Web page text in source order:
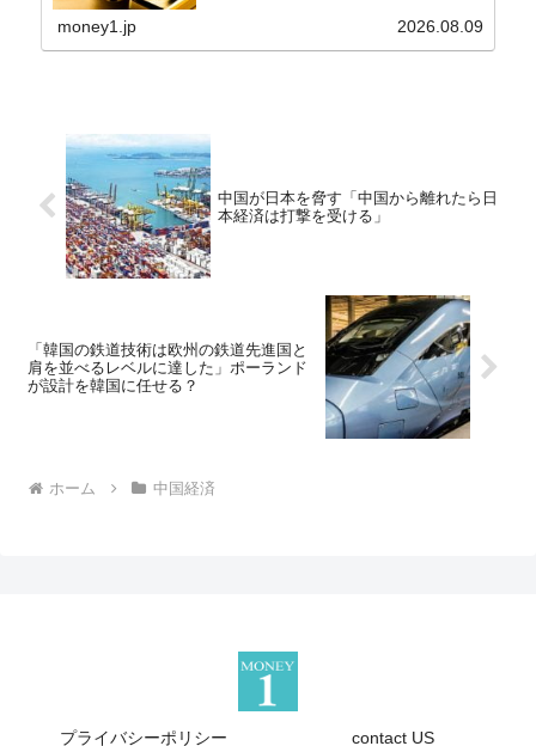
れ協力体制を構築□『韓国銀行』は、国内生産金の
money1.jp 2026.08.09
中国が日本を脅す「中国から離れたら日
本経済は打撃を受ける」
「韓国の鉄道技術は欧州の鉄道先進国と
肩を並べるレベルに達した」ポーランド
が設計を韓国に任せる？
ホーム 中国経済
プライバシーポリシー contact US